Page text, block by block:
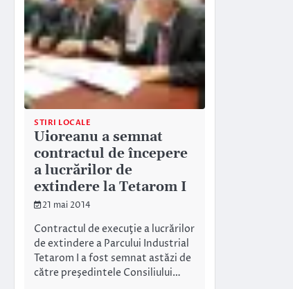
STIRI LOCALE
Uioreanu a semnat
contractul de începere
a lucrărilor de
extindere la Tetarom I
21 mai 2014
Contractul de execuţie a lucrărilor
de extindere a Parcului Industrial
Tetarom I a fost semnat astăzi de
către preşedintele Consiliului…